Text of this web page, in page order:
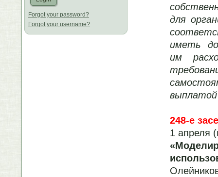
Forgot your password?
Forgot your username?
для
иметь
им
248-е
1 апреля